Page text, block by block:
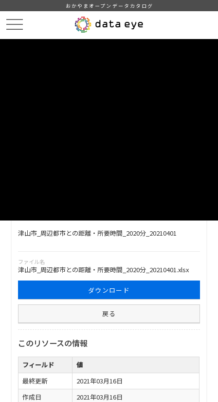
おかやまオープンデータカタログ
津山市_周辺都市との距離・所要時間_2020分_20210401
ファイル名
津山市_周辺都市との距離・所要時間_2020分_20210401.xlsx
ダウンロード
戻る
このリソースの情報
フィールド
値
最終更新
2021年03月16日
作成日
2021年03月16日